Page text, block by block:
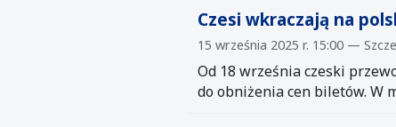
Czesi wkraczają na
15 września 2025 r. 15:00 —
Od 18 września czeski
do obniżenia cen biletów. W